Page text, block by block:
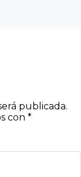
publicada.
con *